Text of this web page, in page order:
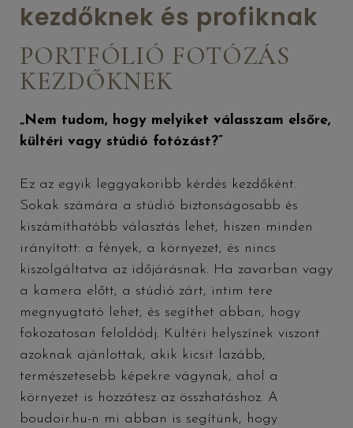
kezdőknek és profiknak
PORTFÓLIÓ FOTÓZÁS
KEZDŐKNEK
„Nem tudom, hogy melyiket válasszam elsőre,
kültéri vagy stúdió fotózást?”
Ez az egyik leggyakoribb kérdés kezdőként.
Sokak számára a stúdió biztonságosabb és
kiszámíthatóbb választás lehet, hiszen minden
irányított: a fények, a környezet, és nincs
kiszolgáltatva az időjárásnak. Ha zavarban vagy
a kamera előtt, a stúdió zárt, intim tere
megnyugtató lehet, és segíthet abban, hogy
fokozatosan feloldódj. Kültéri helyszínek viszont
azoknak ajánlottak, akik kicsit lazább,
természetesebb képekre vágynak, ahol a
környezet is hozzátesz az összhatáshoz. A
boudoir.hu-n mi abban is segítünk, hogy